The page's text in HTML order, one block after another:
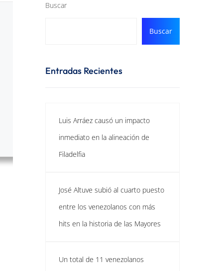
Buscar
Buscar
Entradas Recientes
Luis Arráez causó un impacto
inmediato en la alineación de
Filadelfia
José Altuve subió al cuarto puesto
entre los venezolanos con más
hits en la historia de las Mayores
Un total de 11 venezolanos